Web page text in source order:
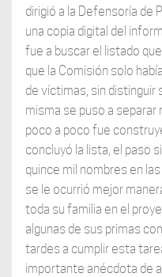
dirigió a la Defensoría de
una copia digital del
fue a buscar el listado
que la Comisión solo
de víctimas, sin distinguir
misma se puso a
poco a poco fue
concluyó la lista, el paso
quince mil nombres en
se le ocurrió mejor
toda su familia en el
algunas de sus primas
tardes a cumplir esta
importante anécdota de